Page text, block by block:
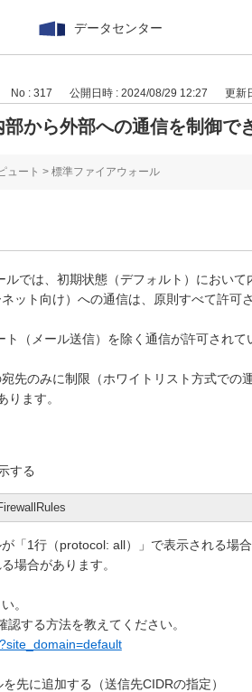
データセンター
No : 317 公開日時 : 2024/08/29 12:27 更新
から外部への通信を制御で
ュート > 標準ファイアウォール
では、初期状態（デフォルト）において
ット向け）への通信は、原則すべて許可
（メール送信）を除く通信が許可されて
先のみに制限（ホワイトリスト方式での
ります。
する
「1行（protocol: all）」で表示される場
場合があります。
。
する方法を教えてください。
先に追加する（送信先CIDRの指定）